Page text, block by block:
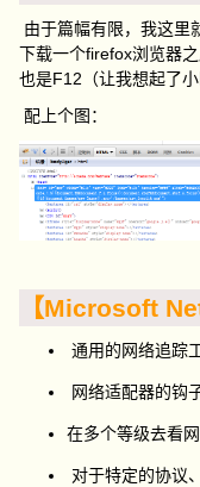
由于篇幅有限，我这里
下载一个firefox浏览器
也是F12（让我想起了
配上个图：
【Microsoft
通用的网络追踪
网络适配器的钩子
在多个等级去看网
对于特定的协议